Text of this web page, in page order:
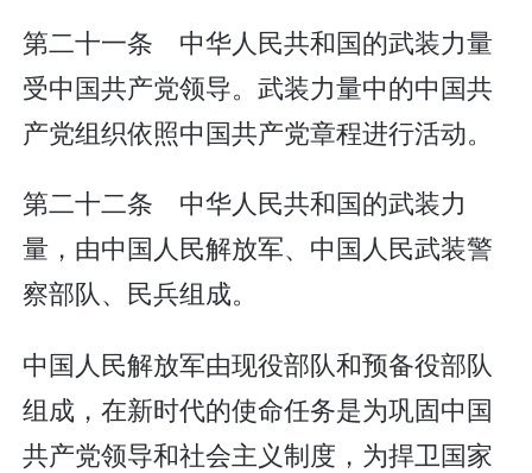
第二十一条 中华人民共和国的武装力量
受中国共产党领导。武装力量中的中国共
产党组织依照中国共产党章程进行活动。
第二十二条 中华人民共和国的武装力
量，由中国人民解放军、中国人民武装警
察部队、民兵组成。
中国人民解放军由现役部队和预备役部队
组成，在新时代的使命任务是为巩固中国
共产党领导和社会主义制度，为捍卫国家